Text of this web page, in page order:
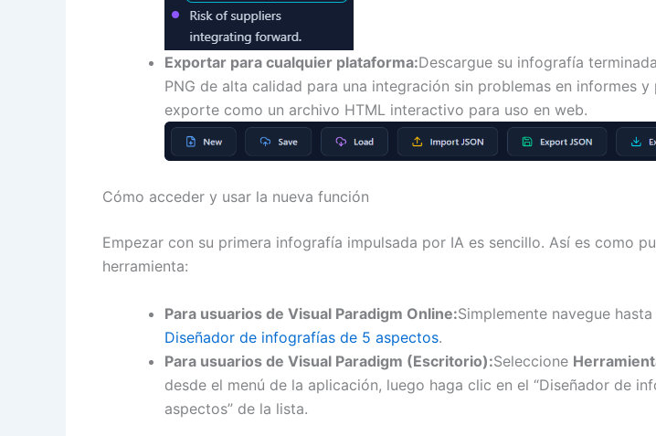
Exportar para cualquier plataforma:Descargue su infografía
PNG de alta calidad para una integración sin problemas en informes y
exporte como un archivo HTML interactivo para uso en web.
Cómo acceder y usar la nueva función
Empezar con su primera infografía impulsada por IA es sencillo. Así es como
herramienta:
Para usuarios de Visual Paradigm Online:Simplemente navegue hasta
Diseñador de infografías de 5 aspectos.
Para usuarios de Visual Paradigm (Escritorio):Seleccione
desde el menú de la aplicación, luego haga clic en el “Diseñador de
aspectos” de la lista.